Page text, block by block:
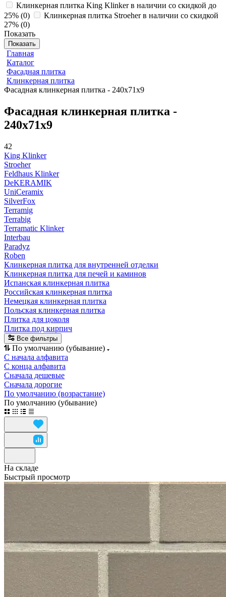
Клинкерная плитка King Klinker в наличии со скидкой до
25% (0)
Клинкерная плитка Stroeher в наличии со скидкой
27% (0)
Показать
Показать
Главная
Каталог
Фасадная плитка
Клинкерная плитка
Фасадная клинкерная плитка - 240х71х9
Фасадная клинкерная плитка -
240х71х9
42
King Klinker
Stroeher
Feldhaus Klinker
DeKERAMIK
UniCeramix
SilverFox
Terramig
Terrabig
Terramatic Klinker
Interbau
Paradyz
Roben
Клинкерная плитка для внутренней отделки
Клинкерная плитка для печей и каминов
Испанская клинкерная плитка
Российская клинкерная плитка
Немецкая клинкерная плитка
Польская клинкерная плитка
Плитка для цоколя
Плитка под кирпич
Все фильтры
По умолчанию (убывание)
С начала алфавита
С конца алфавита
Сначала дешевые
Сначала дорогие
По умолчанию (возрастание)
По умолчанию (убывание)
На складе
Быстрый просмотр